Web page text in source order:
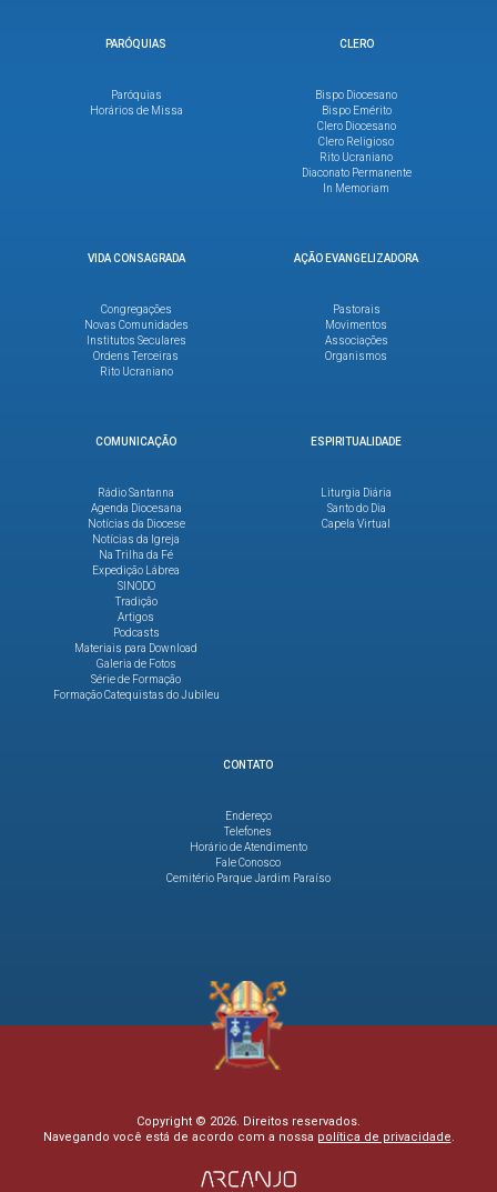
PARÓQUIAS
Paróquias
Horários de Missa
CLERO
Bispo Diocesano
Bispo Emérito
Clero Diocesano
Clero Religioso
Rito Ucraniano
Diaconato Permanente
In Memoriam
VIDA CONSAGRADA
Congregações
Novas Comunidades
Institutos Seculares
Ordens Terceiras
Rito Ucraniano
AÇÃO EVANGELIZADORA
Pastorais
Movimentos
Associações
Organismos
COMUNICAÇÃO
Rádio Santanna
Agenda Diocesana
Notícias da Diocese
Notícias da Igreja
Na Trilha da Fé
Expedição Lábrea
SINODO
Tradição
Artigos
Podcasts
Materiais para Download
Galeria de Fotos
Série de Formação
Formação Catequistas do Jubileu
ESPIRITUALIDADE
Liturgia Diária
Santo do Dia
Capela Virtual
CONTATO
Endereço
Telefones
Horário de Atendimento
Fale Conosco
Cemitério Parque Jardim Paraíso
Copyright © 2026. Direitos reservados.
Navegando você está de acordo com a nossa política de privacidade.